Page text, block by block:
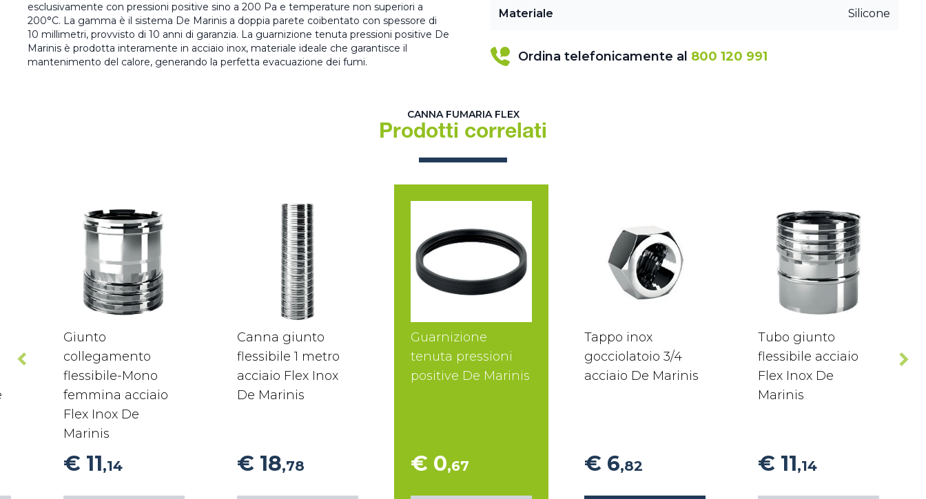
esclusivamente con pressioni positive sino a 200 Pa e temperature non superiori a
200°C. La gamma è il sistema De Marinis a doppia parete coibentato con spessore di
10 millimetri, provvisto di 10 anni di garanzia. La guarnizione tenuta pressioni positive De
Marinis è prodotta interamente in acciaio inox, materiale ideale che garantisce il
mantenimento del calore, generando la perfetta evacuazione dei fumi.
Materiale Silicone
Ordina telefonicamente al 800 120 991
CANNA FUMARIA FLEX
Prodotti correlati
Giunto
collegamento
flessibile-Mono
femmina acciaio
Flex Inox De
Marinis
€ 11,14
Canna giunto
flessibile 1 metro
acciaio Flex Inox
De Marinis
€ 18,78
Guarnizione
tenuta pressioni
positive De Marinis
€ 0,67
Tappo inox
gocciolatoio 3/4
acciaio De Marinis
€ 6,82
Tubo giunto
flessibile acciaio
Flex Inox De
Marinis
€ 11,14